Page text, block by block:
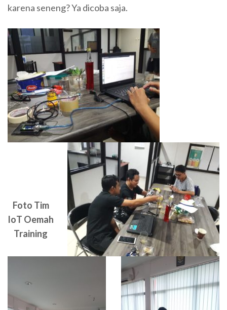
karena seneng? Ya dicoba saja.
Foto Tim
IoT Oemah
Training